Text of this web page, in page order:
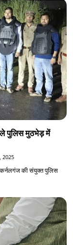
पुलिस मुठभेड़ में
2025
कर्नलगंज की संयुक्त पुलिस